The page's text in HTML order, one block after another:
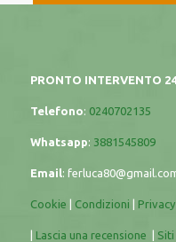
PRONTO INTERVENTO
Telefono: 0240702135
Whatsapp: 3881545809
Email:
Cookie Condizioni Privacy
Lascia una recensione